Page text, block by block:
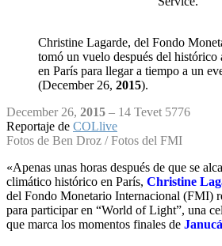
Christine Lagarde, del Fondo
tomó un vuelo después del histórico
en París para llegar a tiempo a un
(December 26, 2015).
December 26, 2015 – 14 Tevet 5776
Reportaje de COLlive
Fotos de Ben Droz / Fotos del FMI
«Apenas unas horas después de que se
climático histórico en París, Christine
del Fondo Monetario Internacional (FMI)
para participar en “World of Light”, una
que marca los momentos finales de Janucá